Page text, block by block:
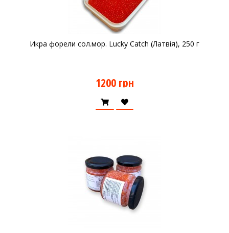
Икра форели сол.мор. Lucky Catch (Латвія), 250 г
1200 грн